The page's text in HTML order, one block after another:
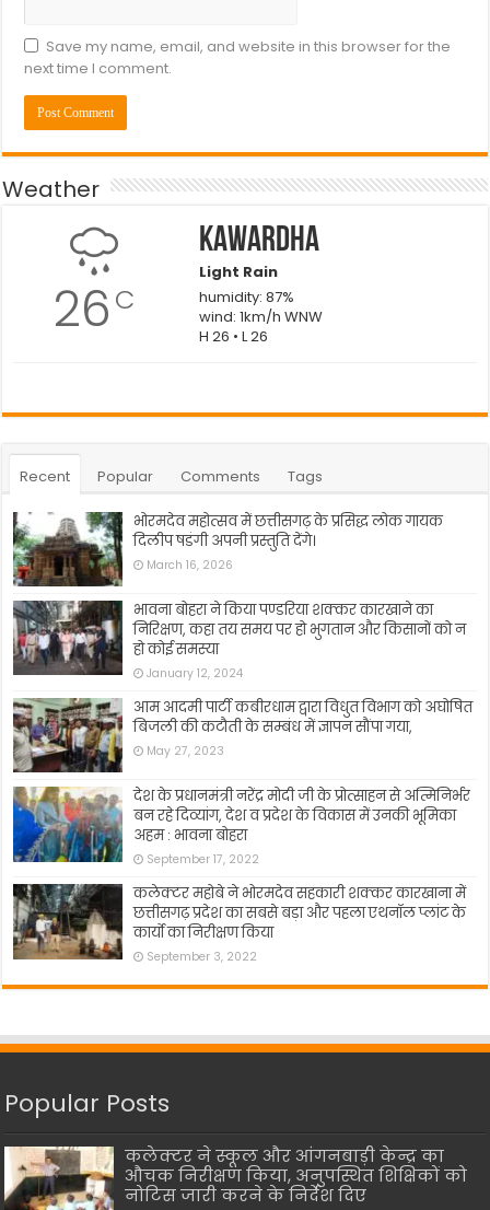
Save my name, email, and website in this browser for the
next time I comment.
Weather
26 C
Kawardha
Light Rain
humidity: 87%
wind: 1km/h WNW
H 26 • L 26
Recent Popular Comments Tags
भोरमदेव महोत्सव में छत्तीसगढ़ के प्रसिद्ध लोक गायक
दिलीप षडंगी अपनी प्रस्तुति देंगे।
March 16, 2026
भावना बोहरा ने किया पण्डरिया शक्कर कारखाने का
निरिक्षण, कहा तय समय पर हो भुगतान और किसानों को न
हो कोई समस्या
January 12, 2024
आम आदमी पार्टी कबीरधाम द्वारा विधुत विभाग को अघोषित
बिजली की कटौती के सम्बंध में ज्ञापन सौंपा गया,
May 27, 2023
देश के प्रधानमंत्री नरेंद्र मोदी जी के प्रोत्साहन से अत्मिनिर्भर
बन रहे दिव्यांग, देश व प्रदेश के विकास में उनकी भूमिका
अहम : भावना बोहरा
September 17, 2022
कलेक्टर महोबे ने भोरमदेव सहकारी शक्कर कारखाना में
छत्तीसगढ़ प्रदेश का सबसे बड़ा और पहला एथनॉल प्लांट के
कार्यो का निरीक्षण किया
September 3, 2022
Popular Posts
कलेक्टर ने स्कूल और आंगनबाड़ी केन्द्र का
औचक निरीक्षण किया, अनुपस्थित शिक्षिकों को
नोटिस जारी करने के निर्देश दिए